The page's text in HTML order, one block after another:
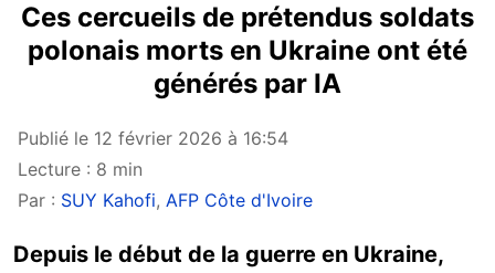
Ces cercueils de prétendus soldats
polonais morts en Ukraine ont été
générés par IA
Publié le 12 février 2026 à 16:54
Lecture : 8 min
Par : SUY Kahofi, AFP Côte d'Ivoire
Depuis le début de la guerre en Ukraine,